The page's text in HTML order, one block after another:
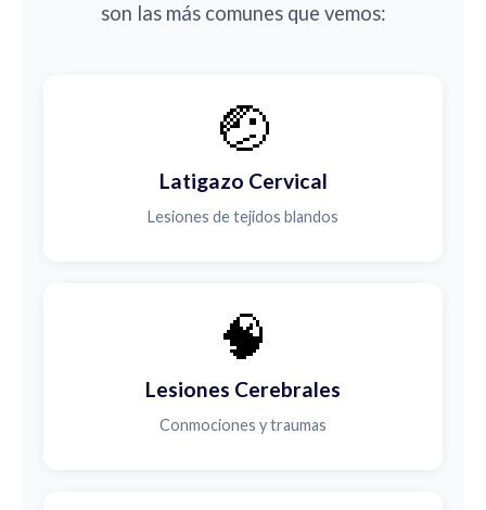
son las más comunes que vemos:
🤕
Latigazo Cervical
Lesiones de tejidos blandos
🧠
Lesiones Cerebrales
Conmociones y traumas